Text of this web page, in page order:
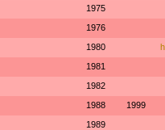
1975
1976
1980
1981
1982
1988 1999
1989